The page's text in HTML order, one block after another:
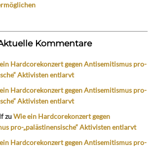
Kommentare
Hardcorekonzert gegen Antisemitismus pro-
Aktivisten entlarvt
Hardcorekonzert gegen Antisemitismus pro-
Aktivisten entlarvt
zuWie ein Hardcorekonzert gegen
pro-„palästinensische“ Aktivisten entlarvt
Hardcorekonzert gegen Antisemitismus pro-